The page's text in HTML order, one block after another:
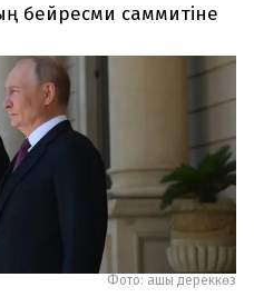
бейресми саммитіне
Фото: ашық дереккөз